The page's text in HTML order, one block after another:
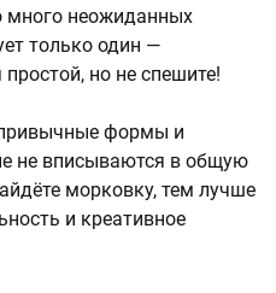
много неожиданных
только один —
но не спешите!
формы и
не вписываются в общую
морковку, тем лучше
и креативное